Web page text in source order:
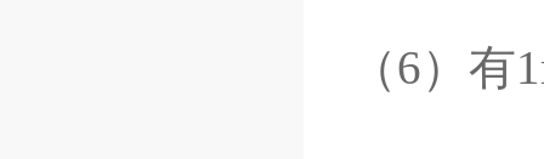
（6）